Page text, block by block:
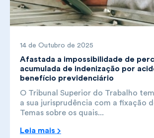
14 de Outubro de 2025
Afastada a impossibilidade de
acumulada de indenização por
benefício previdenciário
O Tribunal Superior do Trabalho
a sua jurisprudência com a fixação
Temas sobre os quais...
Leia mais